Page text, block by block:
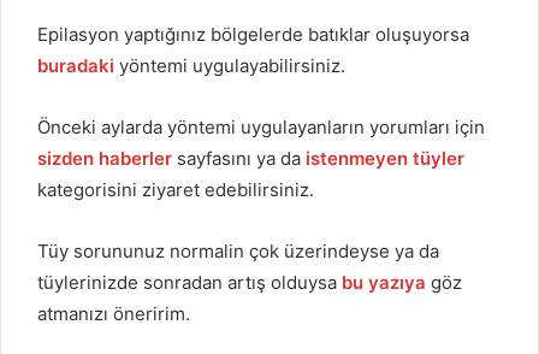
Epilasyon yaptığınız bölgelerde batıklar oluşuyorsa
buradaki yöntemi uygulayabilirsiniz.
Önceki aylarda yöntemi uygulayanların yorumları için
sizden haberler sayfasını ya da istenmeyen tüyler
kategorisini ziyaret edebilirsiniz.
Tüy sorununuz normalin çok üzerindeyse ya da
tüylerinizde sonradan artış olduysa bu yazıya göz
atmanızı öneririm.